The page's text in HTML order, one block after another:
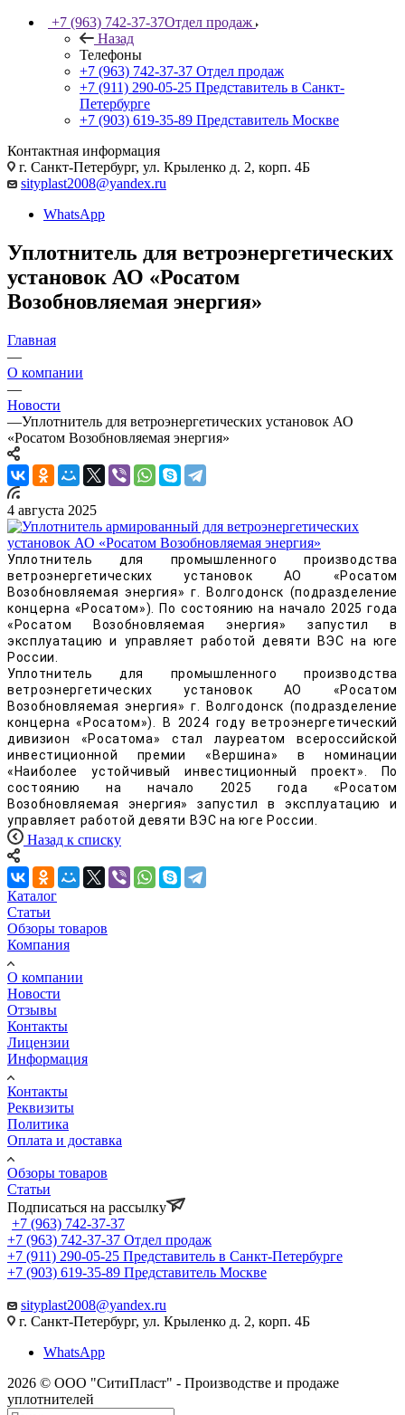
+7 (963) 742-37-37Отдел продаж
Назад
Телефоны
+7 (963) 742-37-37 Отдел продаж
+7 (911) 290-05-25 Представитель в Санкт-
Петербурге
+7 (903) 619-35-89 Представитель Москве
Контактная информация
г. Санкт-Петербург, ул. Крыленко д. 2, корп. 4Б
sityplast2008@yandex.ru
WhatsApp
Уплотнитель для ветроэнергетических
установок АО «Росатом
Возобновляемая энергия»
Главная
—
О компании
—
Новости
—Уплотнитель для ветроэнергетических установок АО
«Росатом Возобновляемая энергия»
4 августа 2025
Уплотнитель для промышленного производства
ветроэнергетических установок АО «Росатом
Возобновляемая энергия» г. Волгодонск (подразделение
концерна «Росатом»). По состоянию на начало 2025 года
«Росатом Возобновляемая энергия» запустил в
эксплуатацию и управляет работой девяти ВЭС на юге
России.
Уплотнитель для промышленного производства
ветроэнергетических установок АО «Росатом
Возобновляемая энергия» г. Волгодонск (подразделение
концерна «Росатом»). В 2024 году ветроэнергетический
дивизион «Росатома» стал лауреатом всероссийской
инвестиционной премии «Вершина» в номинации
«Наиболее устойчивый инвестиционный проект». По
состоянию на начало 2025 года «Росатом
Возобновляемая энергия» запустил в эксплуатацию и
управляет работой девяти ВЭС на юге России.
Назад к списку
Каталог
Статьи
Обзоры товаров
Компания
О компании
Новости
Отзывы
Контакты
Лицензии
Информация
Контакты
Реквизиты
Политика
Оплата и доставка
Обзоры товаров
Статьи
Подписаться на рассылку
+7 (963) 742-37-37
+7 (963) 742-37-37 Отдел продаж
+7 (911) 290-05-25 Представитель в Санкт-Петербурге
+7 (903) 619-35-89 Представитель Москве
sityplast2008@yandex.ru
г. Санкт-Петербург, ул. Крыленко д. 2, корп. 4Б
WhatsApp
2026 © ООО "СитиПласт" - Производстве и продаже
уплотнителей